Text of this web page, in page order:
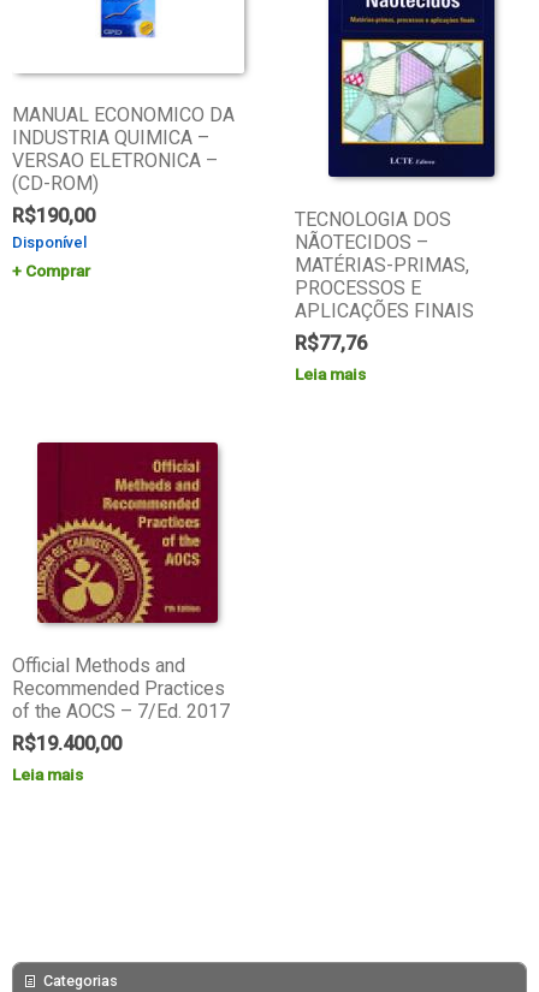
MANUAL ECONOMICO DA
INDUSTRIA QUIMICA –
VERSAO ELETRONICA –
(CD-ROM)
R$190,00
Disponível
Comprar
TECNOLOGIA DOS
NÃOTECIDOS –
MATÉRIAS-PRIMAS,
PROCESSOS E
APLICAÇÕES FINAIS
R$77,76
Leia mais
Official Methods and
Recommended Practices
of the AOCS – 7/Ed. 2017
R$19.400,00
Leia mais
Categorias